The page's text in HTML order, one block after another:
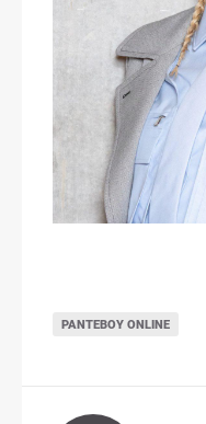
ΡΑΝΤΕΒΟΎ ONLINE